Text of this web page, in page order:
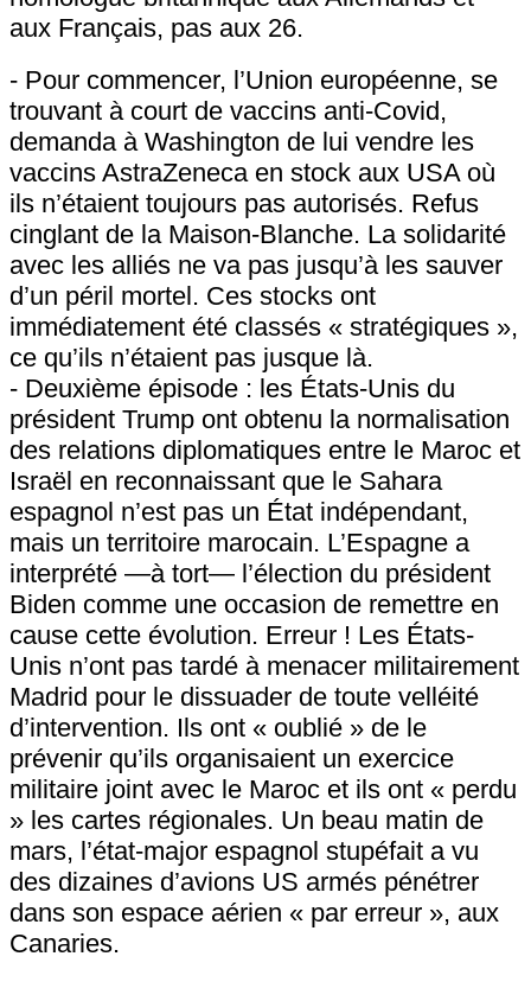
aux Français, pas aux 26.
- Pour commencer, l’Union européenne, se
trouvant à court de vaccins anti-Covid,
demanda à Washington de lui vendre les
vaccins AstraZeneca en stock aux USA où
ils n’étaient toujours pas autorisés. Refus
cinglant de la Maison-Blanche. La solidarité
avec les alliés ne va pas jusqu’à les sauver
d’un péril mortel. Ces stocks ont
immédiatement été classés « stratégiques »,
ce qu’ils n’étaient pas jusque là.
- Deuxième épisode : les États-Unis du
président Trump ont obtenu la normalisation
des relations diplomatiques entre le Maroc et
Israël en reconnaissant que le Sahara
espagnol n’est pas un État indépendant,
mais un territoire marocain. L’Espagne a
interprété —à tort— l’élection du président
Biden comme une occasion de remettre en
cause cette évolution. Erreur ! Les États-
Unis n’ont pas tardé à menacer militairement
Madrid pour le dissuader de toute velléité
d’intervention. Ils ont « oublié » de le
prévenir qu’ils organisaient un exercice
militaire joint avec le Maroc et ils ont « perdu
» les cartes régionales. Un beau matin de
mars, l’état-major espagnol stupéfait a vu
des dizaines d’avions US armés pénétrer
dans son espace aérien « par erreur », aux
Canaries.